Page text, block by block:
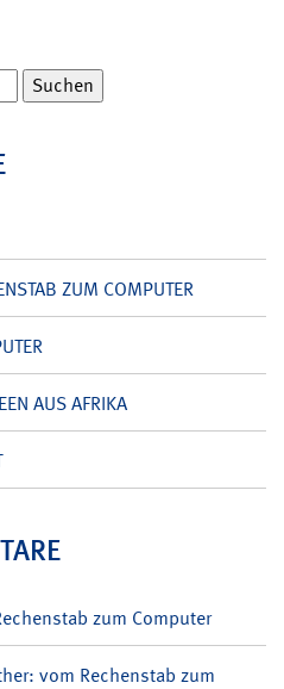
ZUM COMPUTER
AUS AFRIKA
zum Computer
vom Rechenstab zum